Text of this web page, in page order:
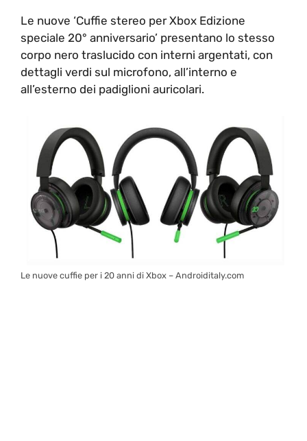
Le nuove ‘Cuffie stereo per Xbox Edizione
speciale 20° anniversario’ presentano lo stesso
corpo nero traslucido con interni argentati, con
dettagli verdi sul microfono, all’interno e
all’esterno dei padiglioni auricolari.
Le nuove cuffie per i 20 anni di Xbox – Androiditaly.com